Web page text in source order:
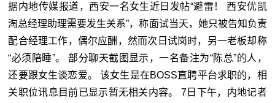
据内地传媒报道，西安一名女生近日发帖“避雷！ 西安优凯
淘总经理助理需要发生关系”，称面试当天，她只被告知负责
配合经理工作，偶尔应酬，然而次日试岗时，另一老板却称
“必须陪睡”。 部分聊天截图显示，一名备注为“陈总”的人，
还要跟女生谈恋爱。 该女生是在BOSS直聘平台求职的，相
关职位讯息目前已显示暂无相关内容。 7日下午，内地记者